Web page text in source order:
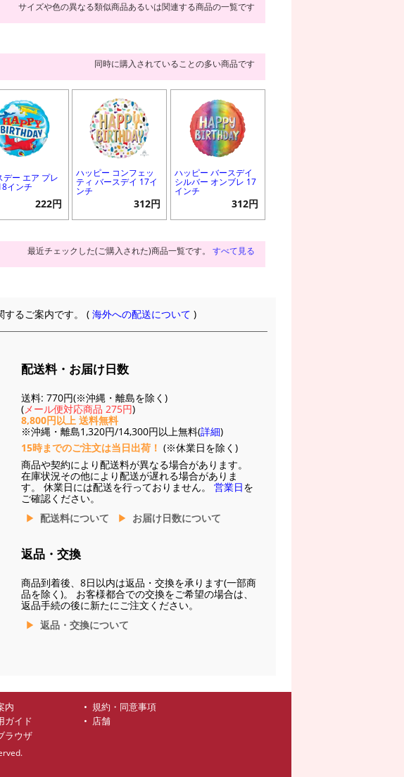
サイズや色の異なる類似商品あるいは関連する商品の一覧です
同時に購入されていることの多い商品です
デー エア プレ
インチ
222円
ハッピー コンフェッ
ティ バースデイ 17イ
ンチ
312円
ハッピー バースデイ
シルバー オンブレ 17
インチ
312円
最近チェックした(ご購入された)商品一覧です。 すべて見る
するご案内です。 (海外への配送について )
配送料・お届け日数
送料: 770円(※沖縄・離島を除く)
(メール便対応商品 275円)
8,800円以上 送料無料
※沖縄・離島1,320円/14,300円以上無料(詳細)
15時までのご注文は当日出荷！ (※休業日を除く)
商品や契約により配送料が異なる場合があります。
在庫状況その他により配送が遅れる場合がありま
す。 休業日には配送を行っておりません。 営業日を
ご確認ください。
配送料について
お届け日数について
返品・交換
商品到着後、8日以内は返品・交換を承ります(一部商
品を除く)。 お客様都合での交換をご希望の場合は、
返品手続の後に新たにご注文ください。
返品・交換について
内
規約・同意事項
ガイド
店舗
ラウザ